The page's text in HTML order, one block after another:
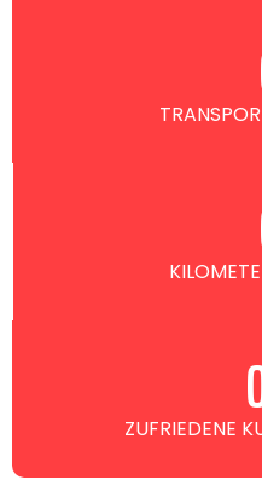
ZUFRIEDENE